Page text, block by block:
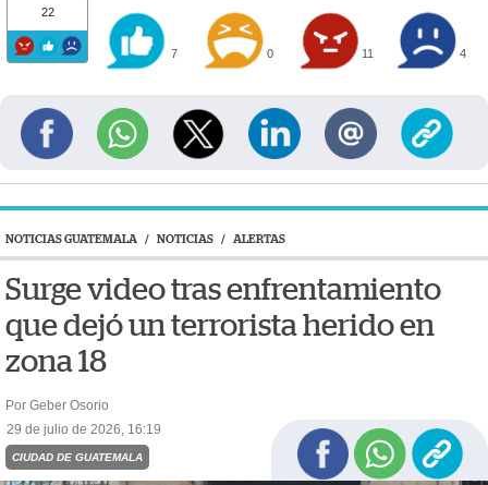
22
7 0 11 4
NOTICIAS GUATEMALA / NOTICIAS / ALERTAS
Surge video tras enfrentamiento
que dejó un terrorista herido en
zona 18
Por Geber Osorio
29 de julio de 2026, 16:19
CIUDAD DE GUATEMALA